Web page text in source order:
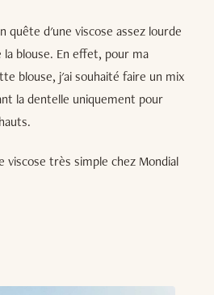
quête d'une viscose assez lourde
blouse. En effet, pour ma
blouse, j'ai souhaité faire un mix
la dentelle uniquement pour
viscose très simple chez Mondial